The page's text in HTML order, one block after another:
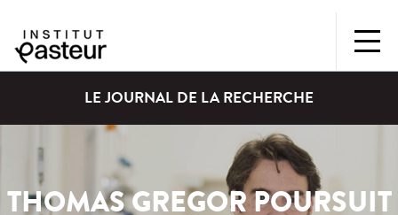
LE JOURNAL DE LA RECHERCHE
THOMAS GREGOR POURSUIT